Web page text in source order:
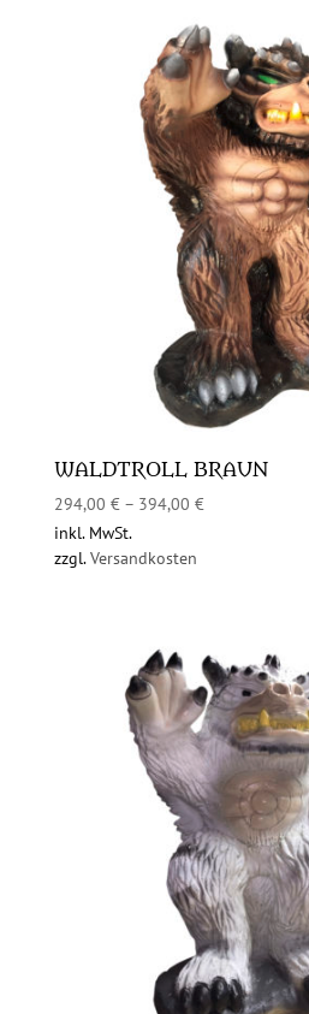
WALDTROLL BRAUN
294,00 € – 394,00 €
inkl. MwSt.
zzgl.Versandkosten